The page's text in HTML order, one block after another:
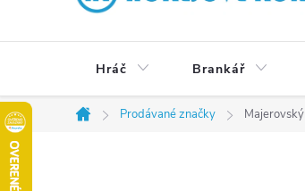
Hráč Brankář
Domů
Prodávané značky Majerovský